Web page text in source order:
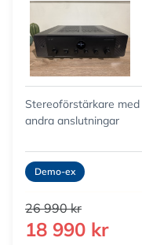
Stereoförstärkare
andra anslutningar
Demo-ex
26 990 kr
18 990 kr